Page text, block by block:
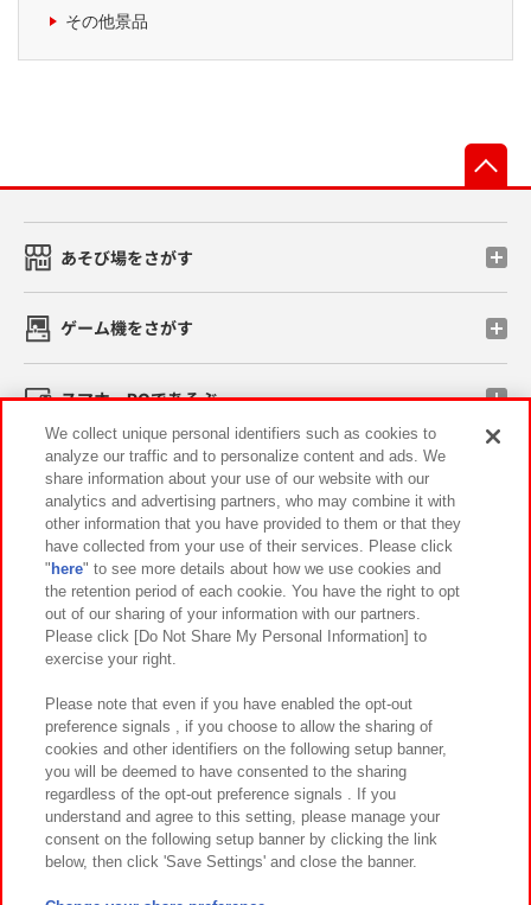
その他景品
あそび場をさがす
ゲーム機をさがす
スマホ・PCであそぶ
イベント・キャンペーン
関連会社 サステナビリティ サイトポリシー
プライバシーポリシー ウェブアクセシビリティ方針と検証結果
お取引先さまとともに
カスタマーハラスメント対応方針 よくあるご質問・お問い合わせ
©Bandai Namco Amusement Inc.
©Bandai Namco Amusement Lab Inc.
We collect unique personal identifiers such as cookies to
analyze our traffic and to personalize content and ads. We
share information about your use of our website with our
analytics and advertising partners, who may combine it with
other information that you have provided to them or that they
have collected from your use of their services. Please click
" here" to see more details about how we use cookies and
the retention period of each cookie. You have the right to opt
out of our sharing of your information with our partners.
Please click [Do Not Share My Personal Information] to
exercise your right.
Please note that even if you have enabled the opt-out
preference signals , if you choose to allow the sharing of
cookies and other identifiers on the following setup banner,
you will be deemed to have consented to the sharing
regardless of the opt-out preference signals . If you
understand and agree to this setting, please manage your
consent on the following setup banner by clicking the link
below, then click 'Save Settings' and close the banner.